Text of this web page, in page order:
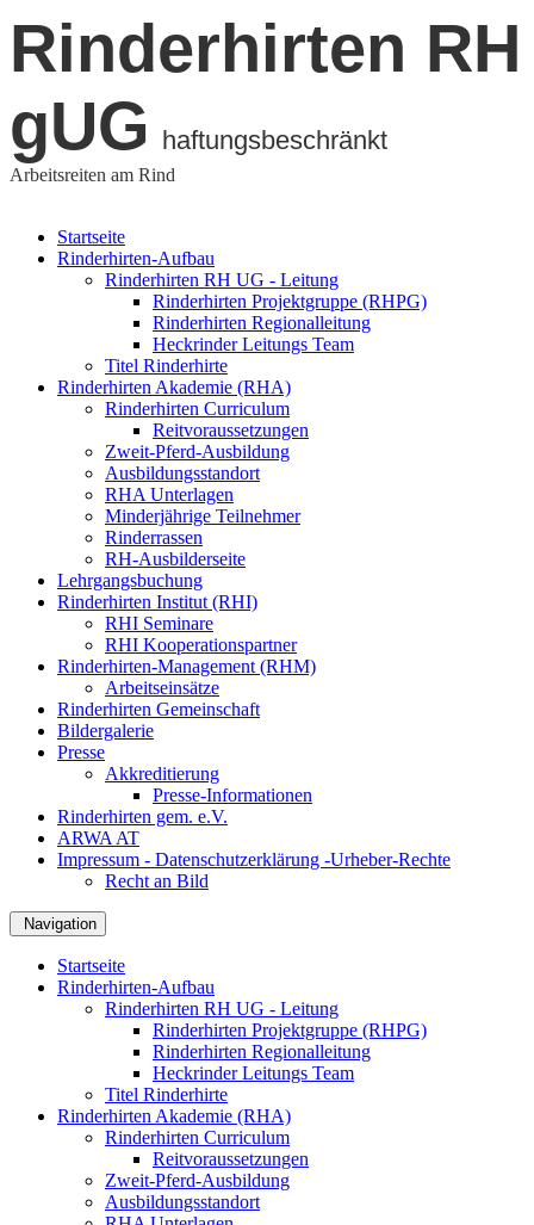
Rinderhirten RH
gUG haftungsbeschränkt
Arbeitsreiten am Rind
Startseite
Rinderhirten-Aufbau
Rinderhirten RH UG - Leitung
Rinderhirten Projektgruppe (RHPG)
Rinderhirten Regionalleitung
Heckrinder Leitungs Team
Titel Rinderhirte
Rinderhirten Akademie (RHA)
Rinderhirten Curriculum
Reitvoraussetzungen
Zweit-Pferd-Ausbildung
Ausbildungsstandort
RHA Unterlagen
Minderjährige Teilnehmer
Rinderrassen
RH-Ausbilderseite
Lehrgangsbuchung
Rinderhirten Institut (RHI)
RHI Seminare
RHI Kooperationspartner
Rinderhirten-Management (RHM)
Arbeitseinsätze
Rinderhirten Gemeinschaft
Bildergalerie
Presse
Akkreditierung
Presse-Informationen
Rinderhirten gem. e.V.
ARWA AT
Impressum - Datenschutzerklärung -Urheber-Rechte
Recht an Bild
Navigation
Startseite
Rinderhirten-Aufbau
Rinderhirten RH UG - Leitung
Rinderhirten Projektgruppe (RHPG)
Rinderhirten Regionalleitung
Heckrinder Leitungs Team
Titel Rinderhirte
Rinderhirten Akademie (RHA)
Rinderhirten Curriculum
Reitvoraussetzungen
Zweit-Pferd-Ausbildung
Ausbildungsstandort